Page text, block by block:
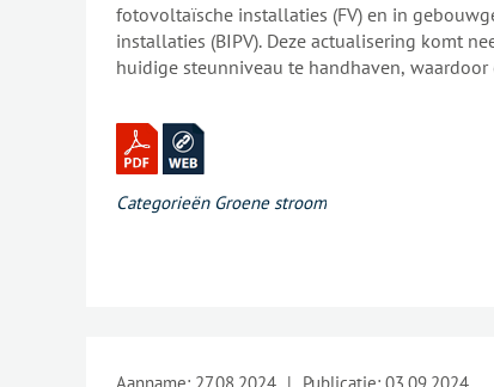
fotovoltaïsche installaties (FV) en in
installaties (BIPV). Deze actualisering komt
huidige steunniveau te handhaven,
wettelijk kader.
Categorieën Groene stroom